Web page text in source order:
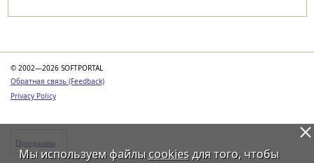
© 2002—2026 SOFTPORTAL
Обратная связь (Feedback)
Privacy Policy
Программы
Мы используем файлы cookiesдля того, чтобы